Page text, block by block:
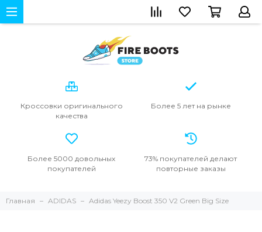
Кроссовки оригинального
качества
Более 5 летна рынке
Более 5000 довольных
покупателей
73% покупателей делают
повторные заказы
Главная ADIDAS Adidas Yeezy Boost 350 V2 Green Big Size